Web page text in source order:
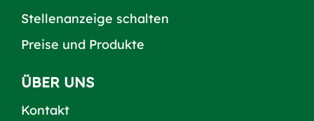
Stellenanzeige schalten
Preise und Produkte
ÜBER UNS
Kontakt